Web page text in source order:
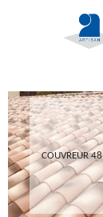
COUVREUR 48